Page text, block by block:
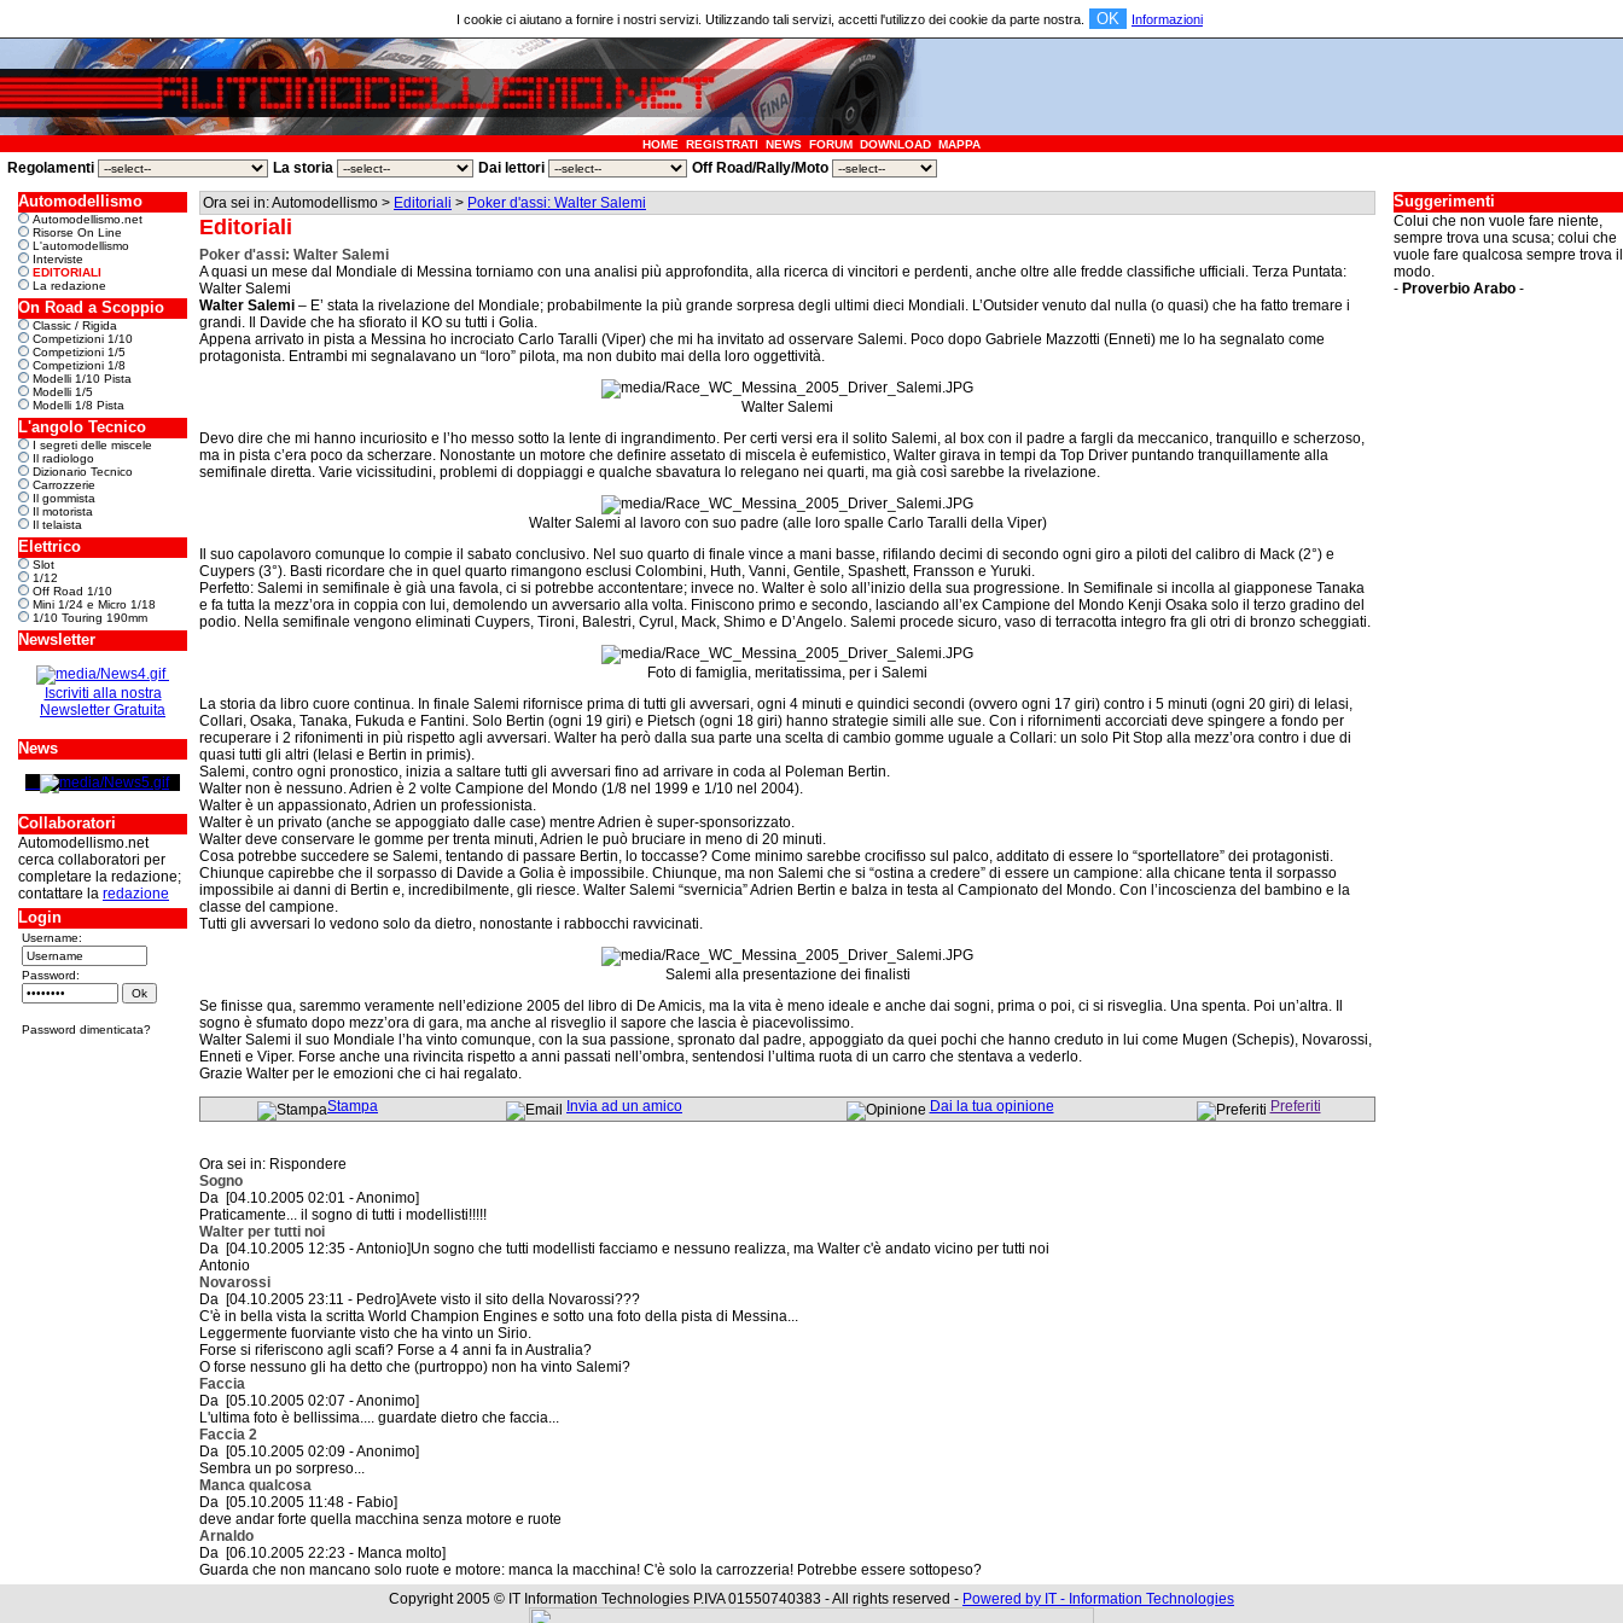
I cookie ci aiutano a fornire i nostri servizi. Utilizzando tali servizi, accetti l'utilizzo dei cookie da parte nostra. OK Informazioni
HOME REGISTRATI NEWS FORUM DOWNLOAD MAPPA
Regolamenti La storia Dai lettori Off Road/Rally/Moto
Automodellismo
Automodellismo.net
Risorse On Line
L'automodellismo
Interviste
EDITORIALI
La redazione
On Road a Scoppio
Classic / Rigida
Competizioni 1/10
Competizioni 1/5
Competizioni 1/8
Modelli 1/10 Pista
Modelli 1/5
Modelli 1/8 Pista
L'angolo Tecnico
I segreti delle miscele
Il radiologo
Dizionario Tecnico
Carrozzerie
Il gommista
Il motorista
Il telaista
Elettrico
Slot
1/12
Off Road 1/10
Mini 1/24 e Micro 1/18
1/10 Touring 190mm
Newsletter
Iscriviti alla nostra
Newsletter Gratuita
News
Collaboratori
Automodellismo.net
cerca collaboratori per
completare la redazione;
contattare la redazione
Login
Username:
Password:
Password dimenticata?
Ora sei in: Automodellismo > Editoriali > Poker d'assi: Walter Salemi
Editoriali
Poker d'assi: Walter Salemi
A quasi un mese dal Mondiale di Messina torniamo con una analisi più approfondita, alla ricerca di vincitori e perdenti, anche oltre alle fredde classifiche ufficiali. Terza Puntata:
Walter Salemi
Walter Salemi – E’ stata la rivelazione del Mondiale; probabilmente la più grande sorpresa degli ultimi dieci Mondiali. L’Outsider venuto dal nulla (o quasi) che ha fatto tremare i
grandi. Il Davide che ha sfiorato il KO su tutti i Golia.
Appena arrivato in pista a Messina ho incrociato Carlo Taralli (Viper) che mi ha invitato ad osservare Salemi. Poco dopo Gabriele Mazzotti (Enneti) me lo ha segnalato come
protagonista. Entrambi mi segnalavano un “loro” pilota, ma non dubito mai della loro oggettività.
Walter Salemi
Devo dire che mi hanno incuriosito e l’ho messo sotto la lente di ingrandimento. Per certi versi era il solito Salemi, al box con il padre a fargli da meccanico, tranquillo e scherzoso,
ma in pista c’era poco da scherzare. Nonostante un motore che definire assetato di miscela è eufemistico, Walter girava in tempi da Top Driver puntando tranquillamente alla
semifinale diretta. Varie vicissitudini, problemi di doppiaggi e qualche sbavatura lo relegano nei quarti, ma già così sarebbe la rivelazione.
Walter Salemi al lavoro con suo padre (alle loro spalle Carlo Taralli della Viper)
Il suo capolavoro comunque lo compie il sabato conclusivo. Nel suo quarto di finale vince a mani basse, rifilando decimi di secondo ogni giro a piloti del calibro di Mack (2°) e
Cuypers (3°). Basti ricordare che in quel quarto rimangono esclusi Colombini, Huth, Vanni, Gentile, Spashett, Fransson e Yuruki.
Perfetto: Salemi in semifinale è già una favola, ci si potrebbe accontentare; invece no. Walter è solo all’inizio della sua progressione. In Semifinale si incolla al giapponese Tanaka
e fa tutta la mezz’ora in coppia con lui, demolendo un avversario alla volta. Finiscono primo e secondo, lasciando all’ex Campione del Mondo Kenji Osaka solo il terzo gradino del
podio. Nella semifinale vengono eliminati Cuypers, Tironi, Balestri, Cyrul, Mack, Shimo e D’Angelo. Salemi procede sicuro, vaso di terracotta integro fra gli otri di bronzo scheggiati.
Foto di famiglia, meritatissima, per i Salemi
La storia da libro cuore continua. In finale Salemi rifornisce prima di tutti gli avversari, ogni 4 minuti e quindici secondi (ovvero ogni 17 giri) contro i 5 minuti (ogni 20 giri) di Ielasi,
Collari, Osaka, Tanaka, Fukuda e Fantini. Solo Bertin (ogni 19 giri) e Pietsch (ogni 18 giri) hanno strategie simili alle sue. Con i rifornimenti accorciati deve spingere a fondo per
recuperare i 2 rifonimenti in più rispetto agli avversari. Walter ha però dalla sua parte una scelta di cambio gomme uguale a Collari: un solo Pit Stop alla mezz’ora contro i due di
quasi tutti gli altri (Ielasi e Bertin in primis).
Salemi, contro ogni pronostico, inizia a saltare tutti gli avversari fino ad arrivare in coda al Poleman Bertin.
Walter non è nessuno. Adrien è 2 volte Campione del Mondo (1/8 nel 1999 e 1/10 nel 2004).
Walter è un appassionato, Adrien un professionista.
Walter è un privato (anche se appoggiato dalle case) mentre Adrien è super-sponsorizzato.
Walter deve conservare le gomme per trenta minuti, Adrien le può bruciare in meno di 20 minuti.
Cosa potrebbe succedere se Salemi, tentando di passare Bertin, lo toccasse? Come minimo sarebbe crocifisso sul palco, additato di essere lo “sportellatore” dei protagonisti.
Chiunque capirebbe che il sorpasso di Davide a Golia è impossibile. Chiunque, ma non Salemi che si “ostina a credere” di essere un campione: alla chicane tenta il sorpasso
impossibile ai danni di Bertin e, incredibilmente, gli riesce. Walter Salemi “svernicia” Adrien Bertin e balza in testa al Campionato del Mondo. Con l’incoscienza del bambino e la
classe del campione.
Tutti gli avversari lo vedono solo da dietro, nonostante i rabbocchi ravvicinati.
Salemi alla presentazione dei finalisti
Se finisse qua, saremmo veramente nell’edizione 2005 del libro di De Amicis, ma la vita è meno ideale e anche dai sogni, prima o poi, ci si risveglia. Una spenta. Poi un’altra. Il
sogno è sfumato dopo mezz’ora di gara, ma anche al risveglio il sapore che lascia è piacevolissimo.
Walter Salemi il suo Mondiale l’ha vinto comunque, con la sua passione, spronato dal padre, appoggiato da quei pochi che hanno creduto in lui come Mugen (Schepis), Novarossi,
Enneti e Viper. Forse anche una rivincita rispetto a anni passati nell’ombra, sentendosi l’ultima ruota di un carro che stentava a vederlo.
Grazie Walter per le emozioni che ci hai regalato.
Stampa
Invia ad un amico Dai la tua opinione Preferiti
Ora sei in: Rispondere
Sogno
Da [04.10.2005 02:01 - Anonimo]
Praticamente... il sogno di tutti i modellisti!!!!!
Walter per tutti noi
Da [04.10.2005 12:35 - Antonio]Un sogno che tutti modellisti facciamo e nessuno realizza, ma Walter c'è andato vicino per tutti noi
Antonio
Novarossi
Da [04.10.2005 23:11 - Pedro]Avete visto il sito della Novarossi???
C'è in bella vista la scritta World Champion Engines e sotto una foto della pista di Messina...
Leggermente fuorviante visto che ha vinto un Sirio.
Forse si riferiscono agli scafi? Forse a 4 anni fa in Australia?
O forse nessuno gli ha detto che (purtroppo) non ha vinto Salemi?
Faccia
Da [05.10.2005 02:07 - Anonimo]
L'ultima foto è bellissima.... guardate dietro che faccia...
Faccia 2
Da [05.10.2005 02:09 - Anonimo]
Sembra un po sorpreso...
Manca qualcosa
Da [05.10.2005 11:48 - Fabio]
deve andar forte quella macchina senza motore e ruote
Arnaldo
Da [06.10.2005 22:23 - Manca molto]
Guarda che non mancano solo ruote e motore: manca la macchina! C'è solo la carrozzeria! Potrebbe essere sottopeso?
Suggerimenti
Colui che non vuole fare niente,
sempre trova una scusa; colui che
vuole fare qualcosa sempre trova il
modo.
- Proverbio Arabo -
Copyright 2005 © IT Information Technologies P.IVA 01550740383 - All rights reserved - Powered by IT - Information Technologies